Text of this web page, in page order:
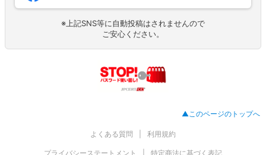
※上記SNS等に自動投稿はされませんので
ご安心ください。
▲このページのトップへ
よくある質問 利用規約
プライバシーステートメント 特定商法に基づく表記